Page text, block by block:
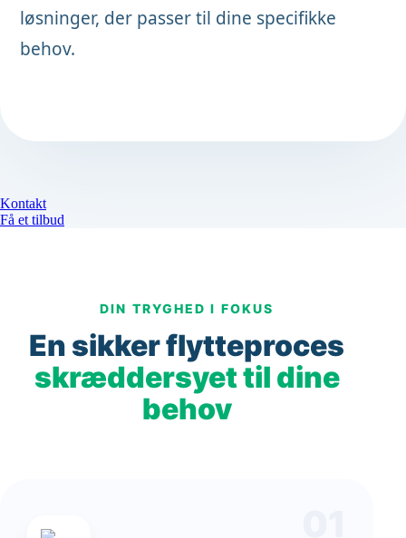
løsninger, der passer til dine specifikke
behov.
Kontakt
Få et tilbud
DIN TRYGHED I FOKUS
En sikker flytteproces
skræddersyet til dine
behov